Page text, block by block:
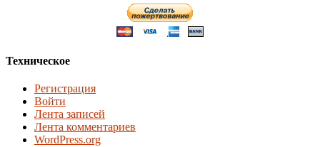
Техническое
Регистрация
Войти
Лента записей
Лента комментариев
WordPress.org